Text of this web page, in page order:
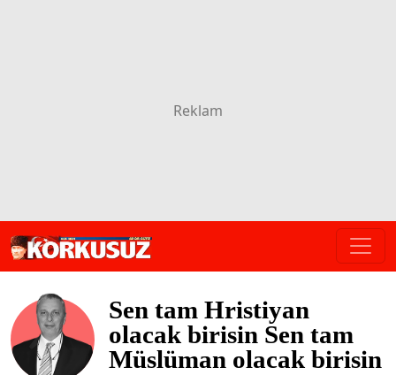
Sen tam Hristiyan
olacak birisin Sen tam
Müslüman olacak birisin